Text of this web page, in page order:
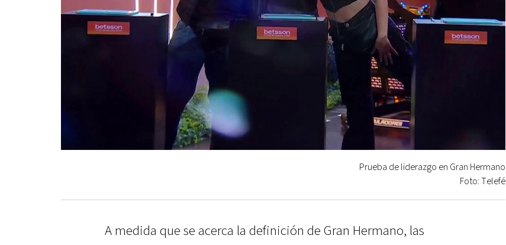
Prueba de liderazgo en Gran Hermano
Foto: Telefé
A medida que se acerca la definición de Gran Hermano, las